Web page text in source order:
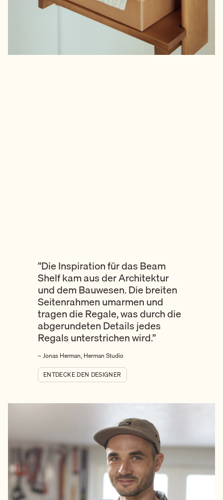
”Die Inspiration für das Beam
Shelfkam aus der Architektur
und dem Bauwesen. Die breiten
Seitenrahmen umarmen und
tragen die Regale, was durch die
abgerundeten Details jedes
Regals unterstrichen wird.”
– Jonas Herman, Herman Studio
ENTDECKE DEN DESIGNER